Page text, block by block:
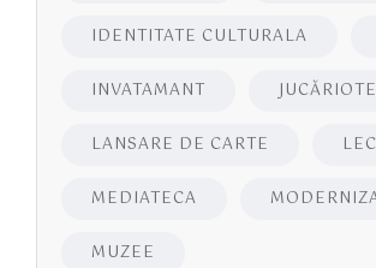
IDENTITATE CULTURALA
INVATAMANT
LANSARE DE CARTE
MEDIATECA
MUZEE